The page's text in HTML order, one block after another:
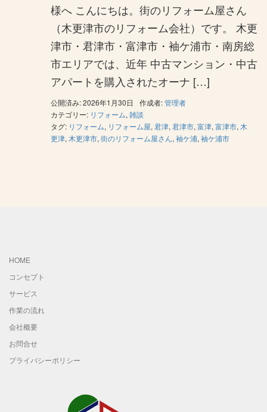
様へ こんにちは。街のリフォーム屋さん
（木更津市のリフォーム会社）です。 木更
津市・君津市・富津市・袖ケ浦市・南房総
市エリアでは、近年 中古マンション・中古
アパートを購入されたオーナ […]
公開済み: 2026年1月30日 作成者:管理者
カテゴリー: リフォーム, 雑談
タグ: リフォーム, リフォーム屋, 君津, 君津市, 富津, 富津市, 木
更津, 木更津市, 街のリフォーム屋さん, 袖ケ浦, 袖ケ浦市
HOME
コンセプト
サービス
作業の流れ
会社概要
お問合せ
プライバシーポリシー